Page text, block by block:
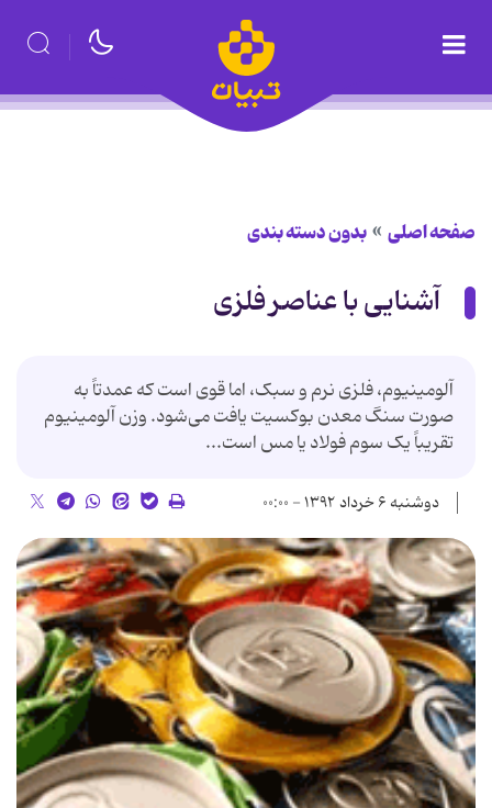
صفحه اصلی بدون دسته بندی
آشنایی با عناصر فلزی
آلومینیوم، فلزی نرم و سبک، اما قوی است که عمدتاً به
صورت سنگ معدن بوکسیت یافت می‌شود. وزن آلومینیوم
تقریباً یک سوم فولاد یا مس است...
دوشنبه ۶ خرداد ۱۳۹۲ - ۰۰:۰۰